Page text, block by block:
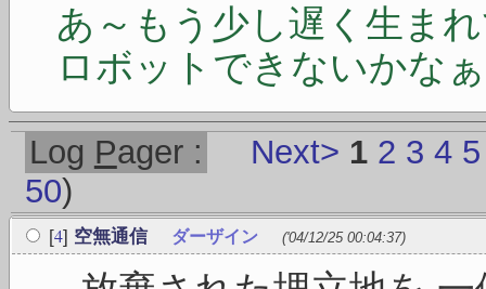
あ～もう少し遅く生ま
ロボットできないかな
Log Pager : Next> 1 2 3 4 5
50)
[4] 空無通信 ダーザイン ('04/12/25 00:04:37)